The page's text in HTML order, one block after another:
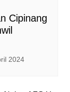
Cipinang
2024